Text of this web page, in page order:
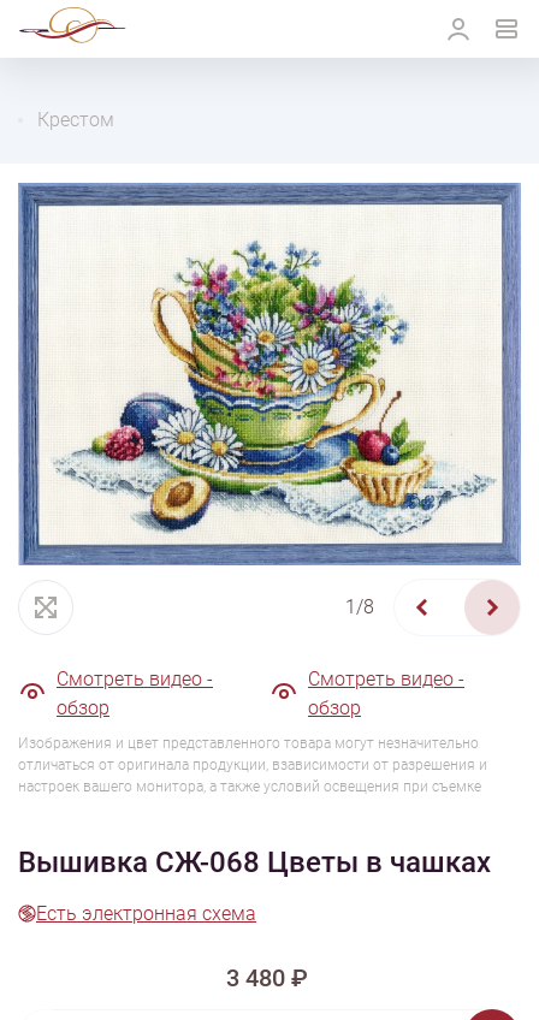
Крестом
1/8
Смотреть видео -
обзор
Смотреть видео -
обзор
Изображения и цвет представленного товара могут незначительно
отличаться от оригинала продукции, взависимости от разрешения и
настроек вашего монитора, а также условий освещения при съемке
Вышивка СЖ-068 Цветы в чашках
Есть электронная схема
3 480 ₽